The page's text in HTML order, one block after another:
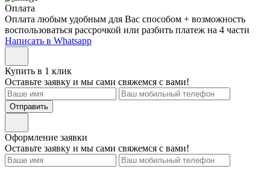
Оплата
Оплата любым удобным для Вас способом + возможность
воспользоваться рассрочкой или разбить платеж на 4 части
Написать в Whatsapp
Купить в 1 клик
Оставьте заявку и мы сами свяжемся с вами!
Отправить
Оформление заявки
Оставьте заявку и мы сами свяжемся с вами!